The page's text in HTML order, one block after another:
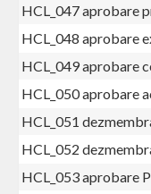
HCL_047 aprobare
HCL_048 aprobare
HCL_049 aprobare
HCL_050 aprobare
HCL_051
HCL_052
HCL_053 aprobare